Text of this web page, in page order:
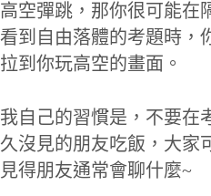
高空彈跳，那你很可能在
看到自由落體的考題時，
拉到你玩高空的畫面。
我自己的習慣是，不要在
久沒見的朋友吃飯，大家
見得朋友通常會聊什麼~